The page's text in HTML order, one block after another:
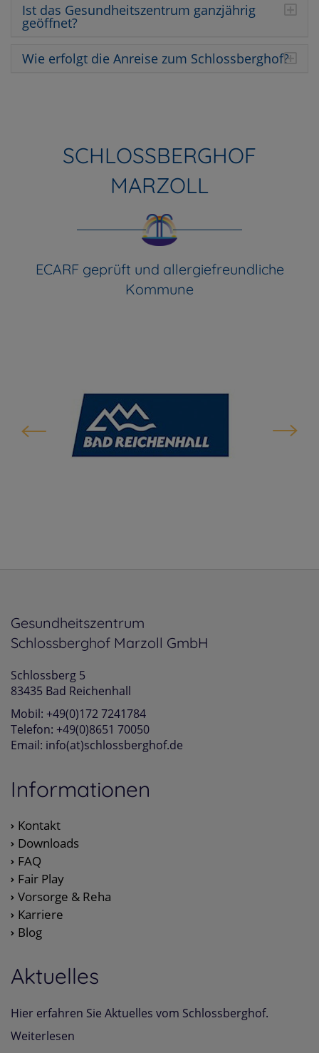
Ist das Gesundheitszentrum ganzjährig
geöffnet?
Wie erfolgt die Anreise zum Schlossberghof?
SCHLOSSBERGHOF
MARZOLL
ECARF geprüft und allergiefreundliche
Kommune
Gesundheitszentrum
Schlossberghof Marzoll GmbH
Schlossberg 5
83435 Bad Reichenhall
Mobil: +49(0)172 7241784
Telefon: +49(0)8651 70050
Email: info(at)schlossberghof.de
Informationen
Kontakt
Downloads
FAQ
Fair Play
Vorsorge & Reha
Karriere
Blog
Aktuelles
Hier erfahren Sie Aktuelles vom Schlossberghof.
Weiterlesen